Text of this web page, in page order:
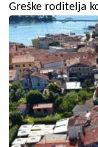
Greške roditelja